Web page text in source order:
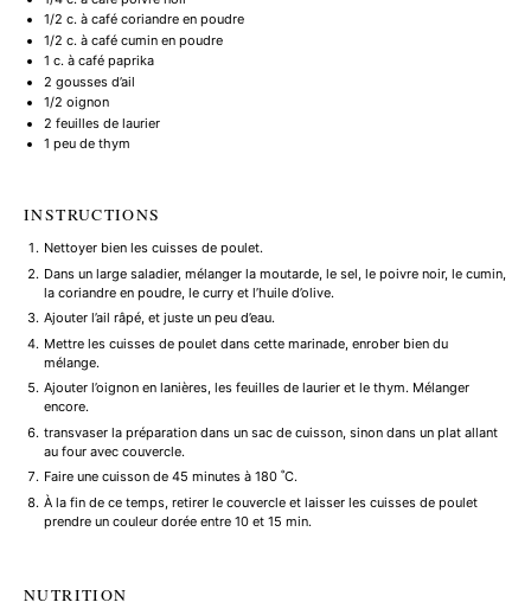
1/2 c. à café coriandre en poudre
1/2 c. à café cumin en poudre
1 c. à café paprika
2 gousses d’ail
1/2 oignon
2 feuilles de laurier
1 peu de thym
INSTRUCTIONS
Nettoyer bien les cuisses de poulet.
Dans un large saladier, mélanger la moutarde, le sel, le poivre noir, le cumin,
la coriandre en poudre, le curry et l’huile d’olive.
Ajouter l’ail râpé, et juste un peu d’eau.
Mettre les cuisses de poulet dans cette marinade, enrober bien du
mélange.
Ajouter l’oignon en lanières, les feuilles de laurier et le thym. Mélanger
encore.
transvaser la préparation dans un sac de cuisson, sinon dans un plat allant
au four avec couvercle.
Faire une cuisson de 45 minutes à 180 ˚C.
À la fin de ce temps, retirer le couvercle et laisser les cuisses de poulet
prendre un couleur dorée entre 10 et 15 min.
NUTRITION